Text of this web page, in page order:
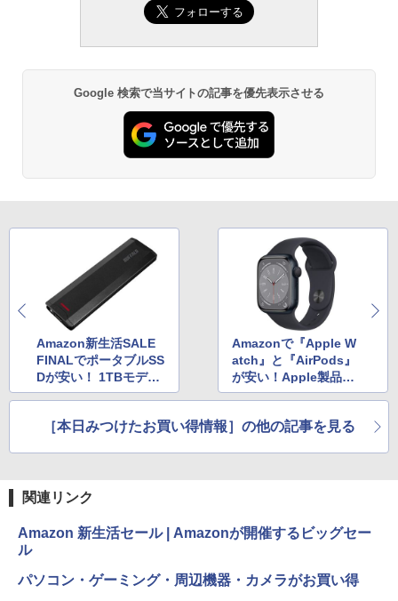
Google 検索で当サイトの記事を優先表示させる
Amazon新生活SALE
FINALでポータブルSS
Dが安い！ 1TBモデル
で8,330円
Amazonで『Apple W
atch』と『AirPods』
が安い！Apple製品の
タイムセール
［本日みつけたお買い得情報］の他の記事を見る
関連リンク
Amazon 新生活セール | Amazonが開催するビッグセー
ル
パソコン・ゲーミング・周辺機器・カメラがお買い得